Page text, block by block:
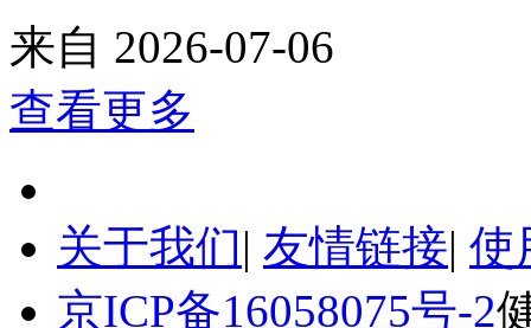
来自 2026-07-06
查看更多
关于我们| 友情链接| 使
京ICP备16058075号-2